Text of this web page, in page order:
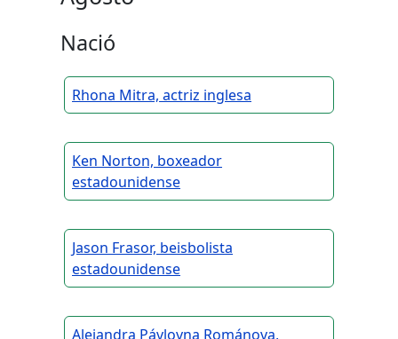
Nació
Rhona Mitra, actriz inglesa
Ken Norton, boxeador
estadounidense
Jason Frasor, beisbolista
estadounidense
Alejandra Pávlovna Románova,